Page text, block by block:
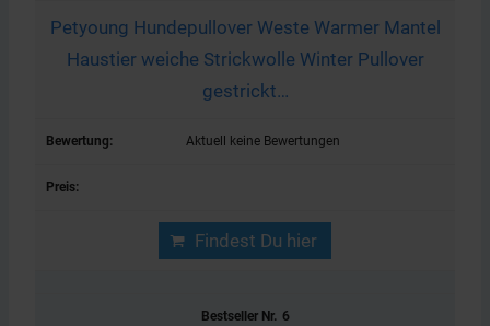
Petyoung Hundepullover Weste Warmer Mantel
Haustier weiche Strickwolle Winter Pullover
gestrickt…
Aktuell keine Bewertungen
Findest Du hier
6